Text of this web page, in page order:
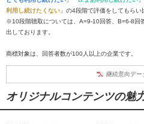
利用し続けたくない 」の4段階で評価をしてもらい
※10段階聴取については、A=9-10回答、B=6-8回
出しております。
商標対象は、回答者数が100人以上の企業です。
継続意向デー
オリジナルコンテンツの魅